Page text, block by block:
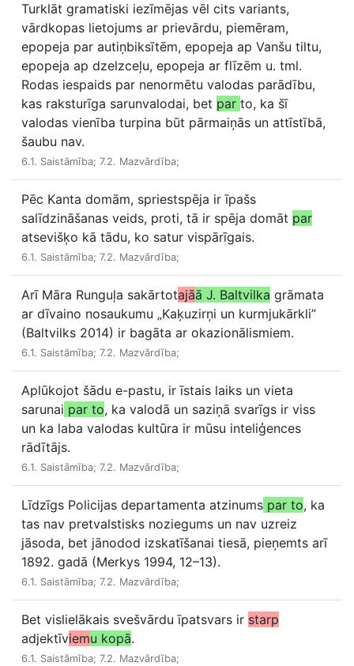
Turklāt gramatiski iezīmējas vēl cits variants,
vārdkopas lietojums ar prievārdu, piemēram,
epopeja par autiņbiksītēm, epopeja ap Vanšu tiltu,
epopeja ap dzelzceļu, epopeja ar flīzēm u. tml.
Rodas iespaids par nenormētu valodas parādību,
kas raksturīga sarunvalodai, bet par to, ka šī
valodas vienība turpina būt pārmaiņās un attīstībā,
šaubu nav.
6.1. Saistāmība; 7.2. Mazvārdība;
Pēc Kanta domām, spriestspēja ir īpašs
salīdzināšanas veids, proti, tā ir spēja domāt par
atsevišķo kā tādu, ko satur vispārīgais.
6.1. Saistāmība; 7.2. Mazvārdība;
Arī Māra Runguļa sakārtotajāā J. Baltvilka grāmata
ar dīvaino nosaukumu „Kaķuzirņi un kurmjukārkli”
(Baltvilks 2014) ir bagāta ar okazionālismiem.
6.1. Saistāmība; 7.2. Mazvārdība;
Aplūkojot šādu e-pastu, ir īstais laiks un vieta
sarunai par to, ka valodā un saziņā svarīgs ir viss
un ka laba valodas kultūra ir mūsu inteliģences
rādītājs.
6.1. Saistāmība; 7.2. Mazvārdība;
Līdzīgs Policijas departamenta atzinums par to, ka
tas nav pretvalstisks noziegums un nav uzreiz
jāsoda, bet jānodod izskatīšanai tiesā, pieņemts arī
1892. gadā (Merkys 1994, 12–13).
6.1. Saistāmība; 7.2. Mazvārdība;
Bet vislielākais svešvārdu īpatsvars ir starp
adjektīviemu kopā.
6.1. Saistāmība; 7.2. Mazvārdība;